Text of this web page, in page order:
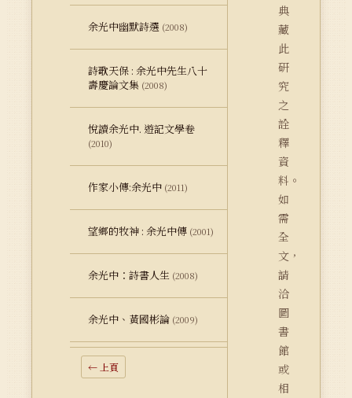
余光中幽默詩選 (2008)
詩歌天保 : 余光中先生八十
壽慶論文集 (2008)
悅讀余光中. 遊記文學卷
(2010)
作家小傳:余光中 (2011)
望鄉的牧神 : 余光中傳 (2001)
余光中：詩書人生 (2008)
余光中、黃國彬論 (2009)
← 上頁
典
藏
此
研
究
之
詮
釋
資
料。
如
需
全
文，
請
洽
圖
書
館
或
相